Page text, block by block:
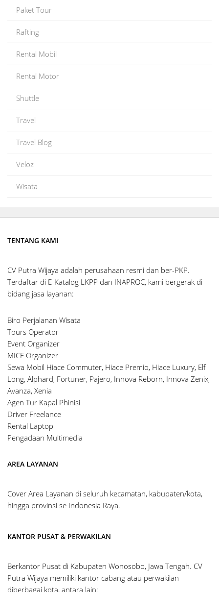
Paket Tour
Rafting
Rental Mobil
Rental Motor
Shuttle
Travel
Travel Blog
Veloz
Wisata
TENTANG KAMI
CV Putra Wijaya adalah perusahaan resmi dan ber-PKP.
Terdaftar di E-Katalog LKPP dan INAPROC, kami bergerak di
bidang jasa layanan:
Biro Perjalanan Wisata
Tours Operator
Event Organizer
MICE Organizer
Sewa Mobil Hiace Commuter, Hiace Premio, Hiace Luxury, Elf
Long, Alphard, Fortuner, Pajero, Innova Reborn, Innova Zenix,
Avanza, Xenia
Agen Tur Kapal Phinisi
Driver Freelance
Rental Laptop
Pengadaan Multimedia
AREA LAYANAN
Cover Area Layanan di seluruh kecamatan, kabupaten/kota,
hingga provinsi se Indonesia Raya.
KANTOR PUSAT & PERWAKILAN
Berkantor Pusat di Kabupaten Wonosobo, Jawa Tengah. CV
Putra Wijaya memiliki kantor cabang atau perwakilan
diberbagai kota, antara lain: